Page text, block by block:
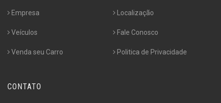
Empresa
Veículos
Venda seu Carro
Localização
Fale Conosco
Politica de Privacidade
CONTATO